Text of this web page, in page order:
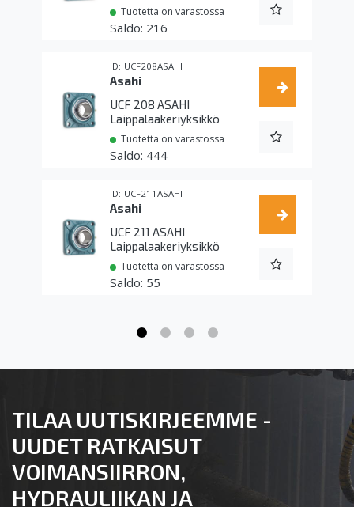
Tuotetta on varastossa
216
UCF208ASAHI
Asahi
UCF 208 ASAHI
Laippalaakeriyksikkö
Tuotetta on varastossa
444
UCF211ASAHI
Asahi
UCF 211 ASAHI
Laippalaakeriyksikkö
Tuotetta on varastossa
55
TILAA UUTISKIRJEEMME -
UUDET RATKAISUT
VOIMANSIIRRON,
HYDRAULIIKAN JA